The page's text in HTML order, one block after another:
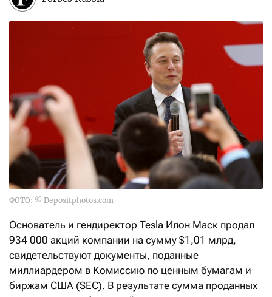
ФОТО: © Depositphotos.com
Основатель и гендиректор Tesla Илон Маск продал
934 000 акций компании на сумму $1,01 млрд,
свидетельствуют документы, поданные
миллиардером в Комиссию по ценным бумагам и
биржам США (SEC). В результате сумма проданных